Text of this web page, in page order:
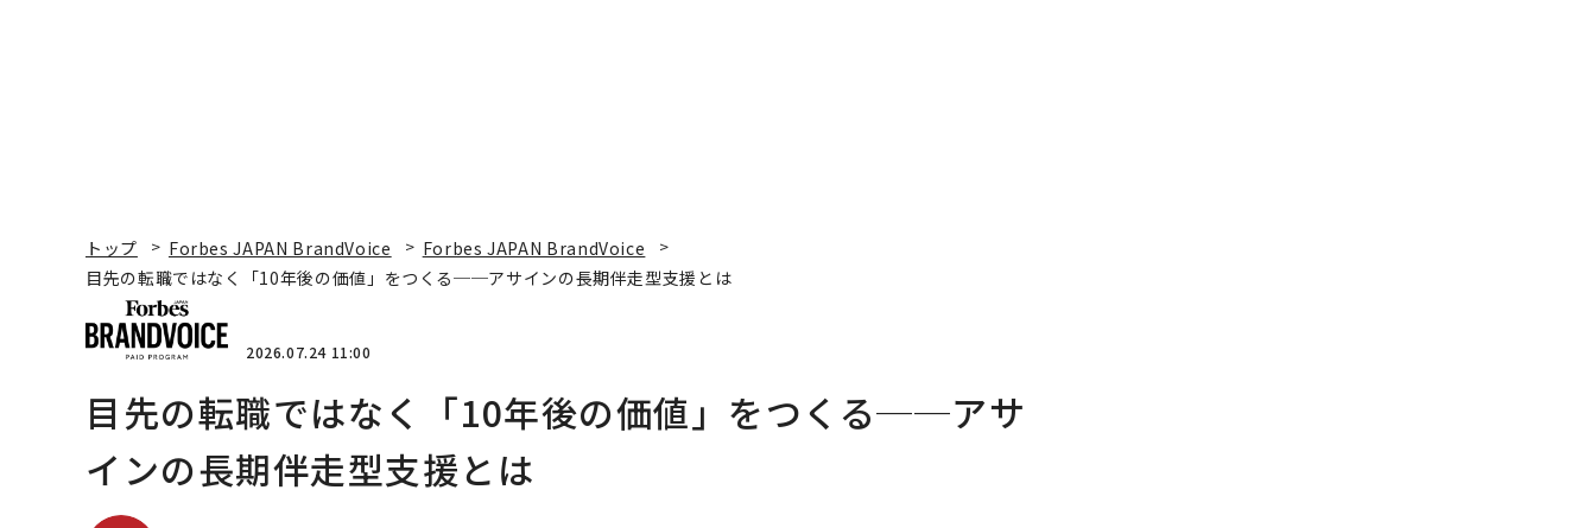
トップ Forbes JAPAN BrandVoice
Forbes JAPAN BrandVoice
目先の転職ではなく「10年後の価値」をつくる──アサインの長期伴走型支援とは
2026.07.24 11:00
目先の転職ではなく「10年後の価値」をつくる──アサ
インの長期伴走型支援とは